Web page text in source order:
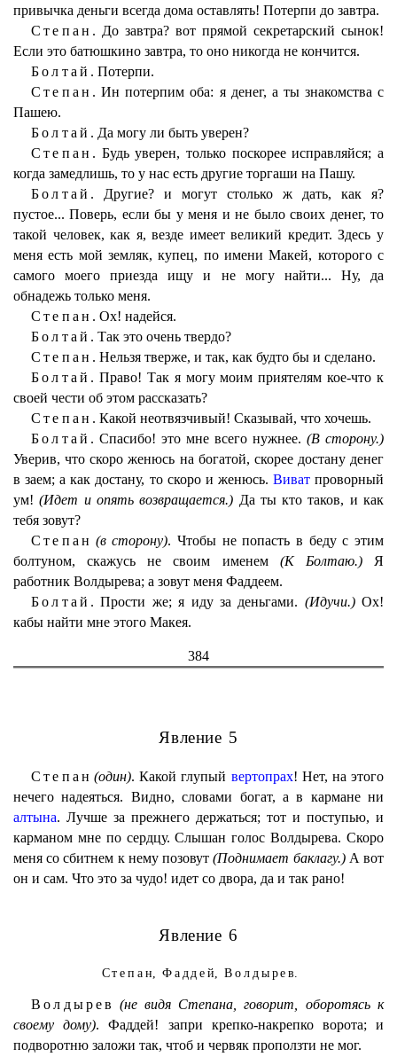
привычка деньги всегда дома оставлять! Потерпи до завтра.
Степан. До завтра? вот прямой секретарский сынок!
Если это батюшкино завтра, то оно никогда не кончится.
Болтай. Потерпи.
Степан. Ин потерпим оба: я денег, а ты знакомства с
Пашею.
Болтай. Да могу ли быть уверен?
Степан. Будь уверен, только поскорее исправляйся; а
когда замедлишь, то у нас есть другие торгаши на Пашу.
Болтай. Другие? и могут столько ж дать, как я?
пустое... Поверь, если бы у меня и не было своих денег, то
такой человек, как я, везде имеет великий кредит. Здесь у
меня есть мой земляк, купец, по имени Макей, которого с
самого моего приезда ищу и не могу найти... Ну, да
обнадежь только меня.
Степан. Ох! надейся.
Болтай. Так это очень твердо?
Степан. Нельзя тверже, и так, как будто бы и сделано.
Болтай. Право! Так я могу моим приятелям кое-что к
своей чести об этом рассказать?
Степан. Какой неотвязчивый! Сказывай, что хочешь.
Болтай. Спасибо! это мне всего нужнее.(В сторону.)
Уверив, что скоро женюсь на богатой, скорее достану денег
в заем; а как достану, то скоро и женюсь. Виватпроворный
ум!(Идет и опять возвращается.) Да ты кто таков, и как
тебя зовут?
Степан (в сторону). Чтобы не попасть в беду с этим
болтуном, скажусь не своим именем (К Болтаю.)Я
работник Волдырева; а зовут меня Фаддеем.
Болтай. Прости же; я иду за деньгами. (Идучи.)Ох!
кабы найти мне этого Макея.
384
Явление 5
Степан (один). Какой глупый вертопрах! Нет, на этого
нечего надеяться. Видно, словами богат, а в кармане ни
алтына. Лучше за прежнего держаться; тот и поступью, и
карманом мне по сердцу. Слышан голос Волдырева. Скоро
меня со сбитнем к нему позовут(Поднимает баклагу.)А вот
он и сам. Что это за чудо! идет со двора, да и так рано!
Явление 6
Степан Фаддей Волдырев
Волдырев (не видя Степана, говорит, оборотясь к
своему дому). Фаддей! запри крепко-накрепко ворота; и
подворотню заложи так, чтоб и червяк проползти не мог.